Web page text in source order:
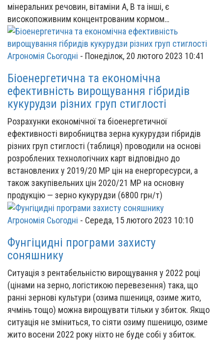
мінеральних речовин, вітаміни А, В та інші, є
високопоживним концентрованим кормом…
Агрономія Сьогодні - Понеділок, 20 лютого 2023 10:41
Біоенергетична та економічна
ефективність вирощування гібридів
кукурудзи різних груп стиглості
Розрахунки економічної та біоенергетичної
ефективності виробництва зерна кукурудзи гібридів
різних груп стиглості (таблиця) проводили на основі
розроблених технологічних карт відповідно до
встановлених у 2019/20 МР цін на енергоресурси, а
також закупівельних цін 2020/21 МР на основну
продукцію — зерно кукурудзи (6800 грн/т)
Агрономія Сьогодні - Середа, 15 лютого 2023 10:10
Фунгіцидні програми захисту
соняшнику
Ситуація з рентабельністю вирощування у 2022 році
(цінами на зерно, логістикою перевезення) така, що
ранні зернові культури (озима пшениця, озиме жито,
ячмінь тощо) можна вирощувати тільки у збиток. Якщо
ситуація не зміниться, то сіяти озиму пшеницю, озиме
жито восени 2022 року ніхто не буде собі у збиток.